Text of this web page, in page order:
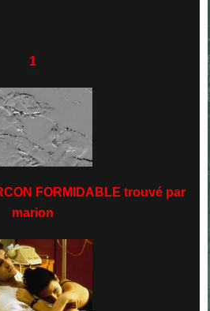
1
FORMIDABLE trouvé par
marion